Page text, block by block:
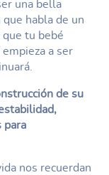
una bella
que habla de un
tu bebé
a ser
de su
para
nos recuerdan